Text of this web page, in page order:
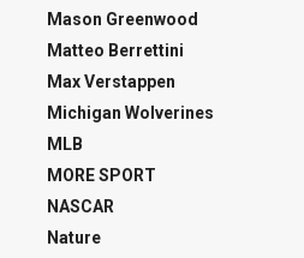
Mason Greenwood
Matteo Berrettini
Max Verstappen
Michigan Wolverines
MLB
MORE SPORT
NASCAR
Nature